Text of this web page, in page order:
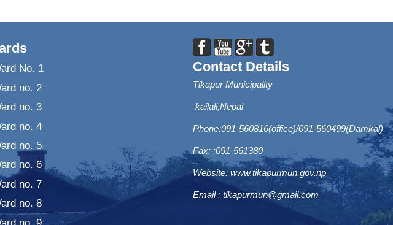
No. 1
no. 2
no. 3
no. 4
no. 5
no. 6
no. 7
no. 8
no. 9
Contact Details
Tikapur Municipality
kailali,Nepal
Phone:091-560816(office)/091-560499(Damkal)
Fax: :091-561380
Website: www.tikapurmun.gov.np
Email : tikapurmun@gmail.com